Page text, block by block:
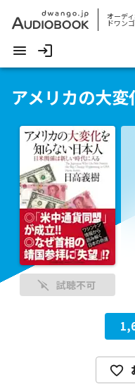
オーデ
ドワン
アメリカの大
試聴不可